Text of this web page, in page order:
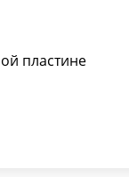
пластине